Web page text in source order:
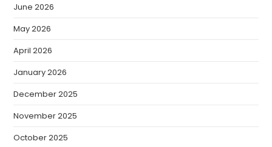
June 2026
May 2026
April 2026
January 2026
December 2025
November 2025
October 2025